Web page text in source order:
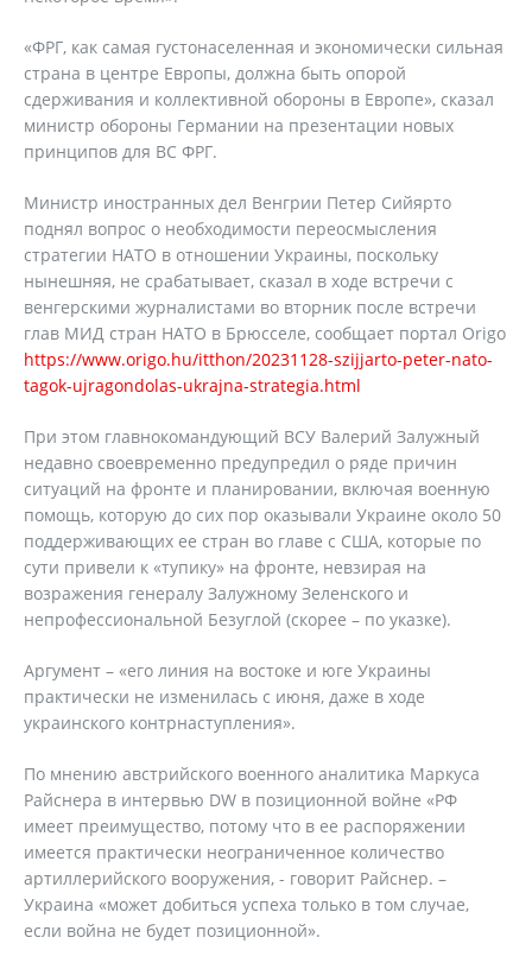
«ФРГ, как самая густонаселенная и экономически сильная
страна в центре Европы, должна быть опорой
сдерживания и коллективной обороны в Европе», сказал
министр обороны Германии на презентации новых
принципов для ВС ФРГ.
Министр иностранных дел Венгрии Петер Сийярто
поднял вопрос о необходимости переосмысления
стратегии НАТО в отношении Украины, поскольку
нынешняя, не срабатывает, сказал в ходе встречи с
венгерскими журналистами во вторник после встречи
глав МИД стран НАТО в Брюсселе, сообщает портал Origo
https://www.origo.hu/itthon/20231128-szijjarto-peter-nato-
tagok-ujragondolas-ukrajna-strategia.html
При этом главнокомандующий ВСУ Валерий Залужный
недавно своевременно предупредил о ряде причин
ситуаций на фронте и планировании, включая военную
помощь, которую до сих пор оказывали Украине около 50
поддерживающих ее стран во главе с США, которые по
сути привели к «тупику» на фронте, невзирая на
возражения генералу Залужному Зеленского и
непрофессиональной Безуглой (скорее – по указке).
Аргумент – «его линия на востоке и юге Украины
практически не изменилась с июня, даже в ходе
украинского контрнаступления».
По мнению австрийского военного аналитика Маркуса
Райснера в интервью DW в позиционной войне «РФ
имеет преимущество, потому что в ее распоряжении
имеется практически неограниченное количество
артиллерийского вооружения, - говорит Райснер. –
Украина «может добиться успеха только в том случае,
если война не будет позиционной».